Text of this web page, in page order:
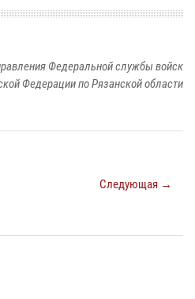
Федеральной службы войск
Федерации по Рязанской области
Следующая →